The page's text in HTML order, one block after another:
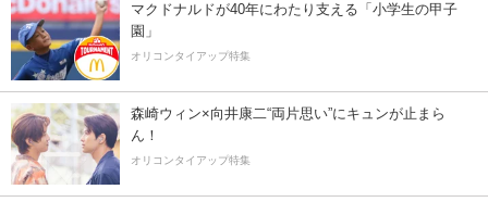
マクドナルドが40年にわたり支える「小学生の甲子
園」
オリコンタイアップ特集
森崎ウィン×向井康二“両片思い”にキュンが止まら
ん！
オリコンタイアップ特集